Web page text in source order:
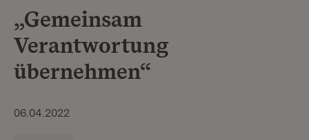
„Gemeinsam
Verantwortung
übernehmen“
06.04.2022